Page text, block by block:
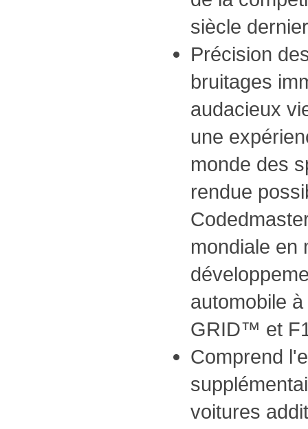
siècle
Précision
bruitages
audacieux
une
monde des
rendue
mondiale en
automobile
GRID™ et
Comprend
voitures